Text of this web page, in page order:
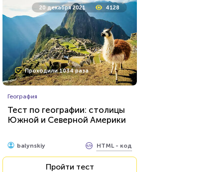
20 декабря 2021 4128
Проходили 1034 раза
География
Тест по географии: столицы
Южной и Северной Америки
balynskiy HTML - код
Пройти тест